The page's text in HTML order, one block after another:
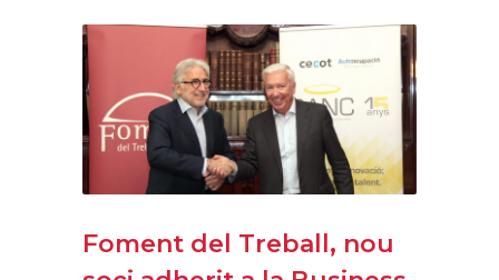
Foment del Treball, nou